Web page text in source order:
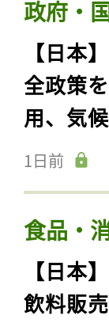
政府・
【日本
全政策
用、気
1日前
食品・
【日本
飲料販